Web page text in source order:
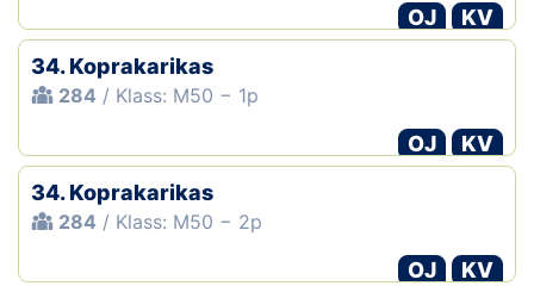
OJ
KV
34. Koprakarikas
284 / Klass: M50 − 1p
OJ
KV
34. Koprakarikas
284 / Klass: M50 − 2p
OJ KV